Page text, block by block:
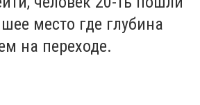
место где глубина
на переходе.